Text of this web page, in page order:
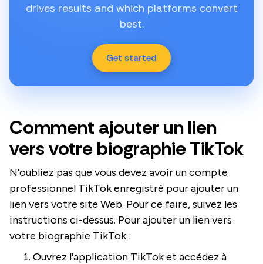
drives results and which platforms convert
best.
Get started
Comment ajouter un lien
vers votre biographie TikTok
N'oubliez pas que vous devez avoir un compte
professionnel TikTok enregistré pour ajouter un
lien vers votre site Web. Pour ce faire, suivez les
instructions ci-dessus. Pour ajouter un lien vers
votre biographie TikTok :
Ouvrez l'application TikTok et accédez à